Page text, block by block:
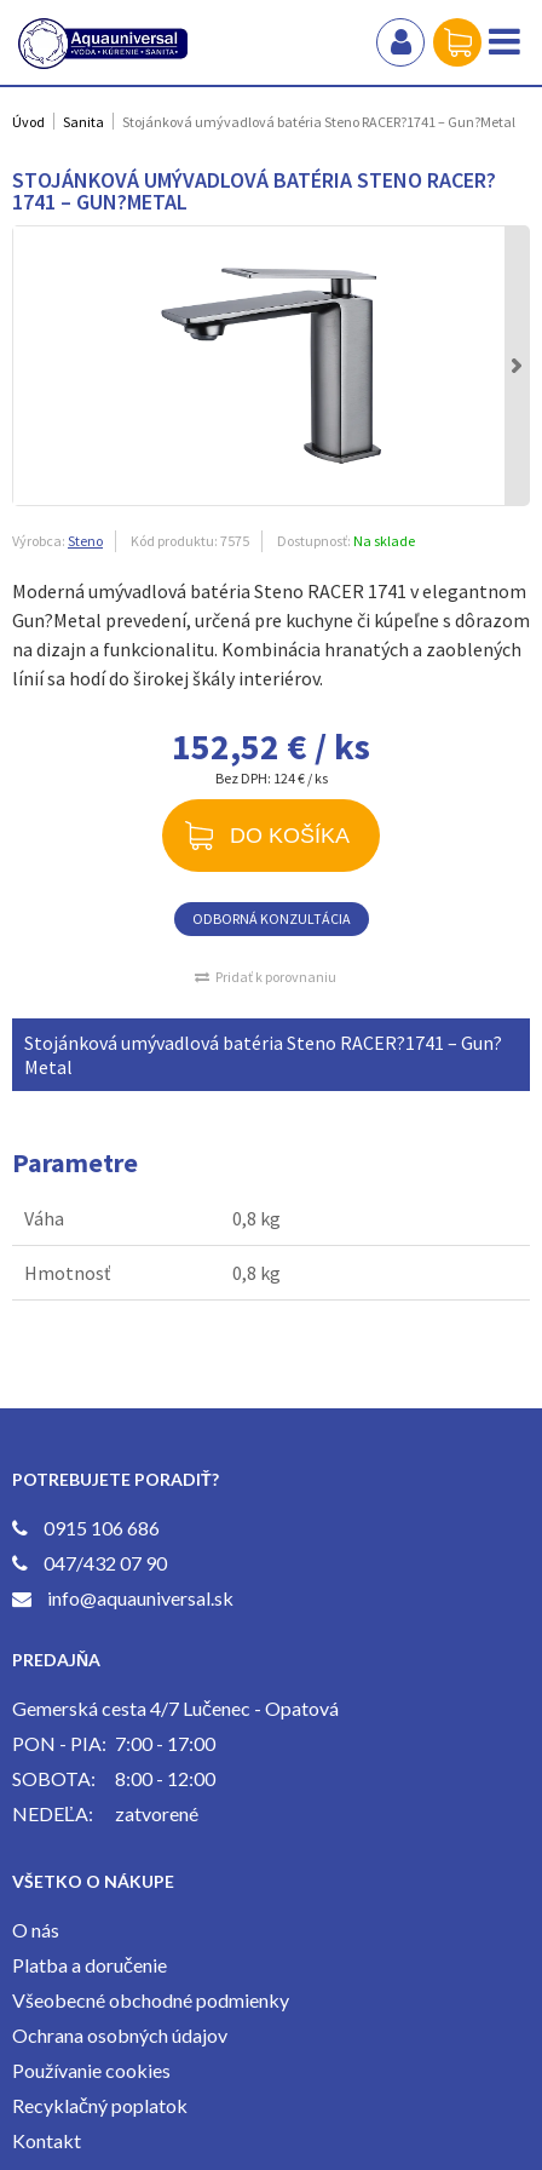
Úvod Sanita Stojánková umývadlová batéria Steno RACER?1741 – Gun?Metal
STOJÁNKOVÁ UMÝVADLOVÁ BATÉRIA STENO RACER?
1741 – GUN?METAL
Výrobca: Steno Kód produktu: 7575 Dostupnosť: Na sklade
Moderná umývadlová batéria Steno RACER 1741 v elegantnom
Gun?Metal prevedení, určená pre kuchyne či kúpeľne s dôrazom
na dizajn a funkcionalitu. Kombinácia hranatých a zaoblených
línií sa hodí do širokej škály interiérov.
152,52 € / ks
Bez DPH: 124 € / ks
DO KOŠÍKA
ODBORNÁ KONZULTÁCIA
Pridať k porovnaniu
Stojánková umývadlová batéria Steno RACER?1741 – Gun?
Metal
Parametre
Váha 0,8 kg
Hmotnosť 0,8 kg
POTREBUJETE PORADIŤ?
0915 106 686
047/432 07 90
info@aquauniversal.sk
PREDAJŇA
Gemerská cesta 4/7 Lučenec - Opatová
PON - PIA: 7:00 - 17:00
SOBOTA:
8:00 - 12:00
NEDEĽA:
zatvorené
VŠETKO O NÁKUPE
O nás
Platba a doručenie
Všeobecné obchodné podmienky
Ochrana osobných údajov
Používanie cookies
Recyklačný poplatok
Kontakt